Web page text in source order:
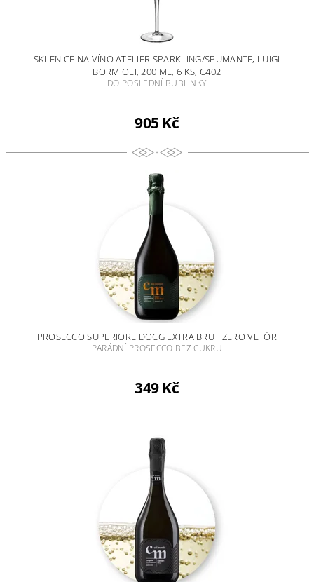
SKLENICE NA VÍNO ATELIER SPARKLING/SPUMANTE, LUIGI
BORMIOLI, 200 ML, 6 KS, C402
DO POSLEDNÍ BUBLINKY
905 Kč
PROSECCO SUPERIORE DOCG EXTRA BRUT ZERO VETÒR
PARÁDNÍ PROSECCO BEZ CUKRU
349 Kč